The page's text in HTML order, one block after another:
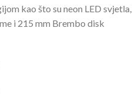
kao što su neon LED svjetla,
i 215 mm Brembo disk